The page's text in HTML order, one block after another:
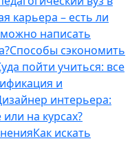
карьера – есть ли
написать
Способы сэкономить
пойти учиться: все
и
интерьера:
на курсах?
Как искать